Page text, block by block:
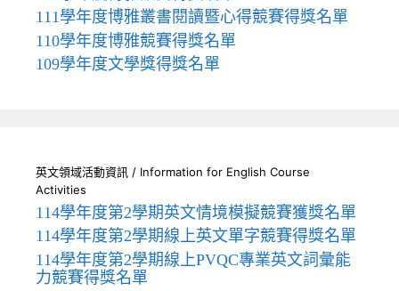
111學年度博雅叢書閱讀暨心得競賽得獎名單
110學年度博雅競賽得獎名單
109學年度文學獎得獎名單
英文領域活動資訊 / Information for English Course
Activities
114學年度第2學期英文情境模擬競賽獲獎名單
114學年度第2學期線上英文單字競賽得獎名單
114學年度第2學期線上PVQC專業英文詞彙能
力競賽得獎名單